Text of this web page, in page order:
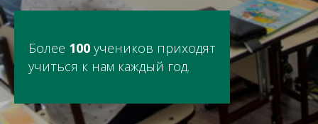
Более 100 учеников приходят
учиться к нам каждый год.